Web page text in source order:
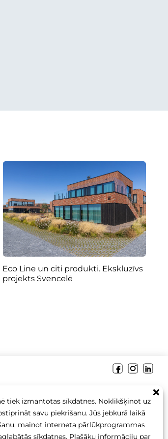
tiek izmantotas sīkdatnes. Noklikšķinot uz
savu piekrišanu. Jūs jebkurā laikā
mainot interneta pārlūkprogrammas
sīkdatnes. Plašāku informāciju par
Eco Line un citi produkti. Ekskluzīvs
projekts Svencelē
sales@betonomozaika.lv